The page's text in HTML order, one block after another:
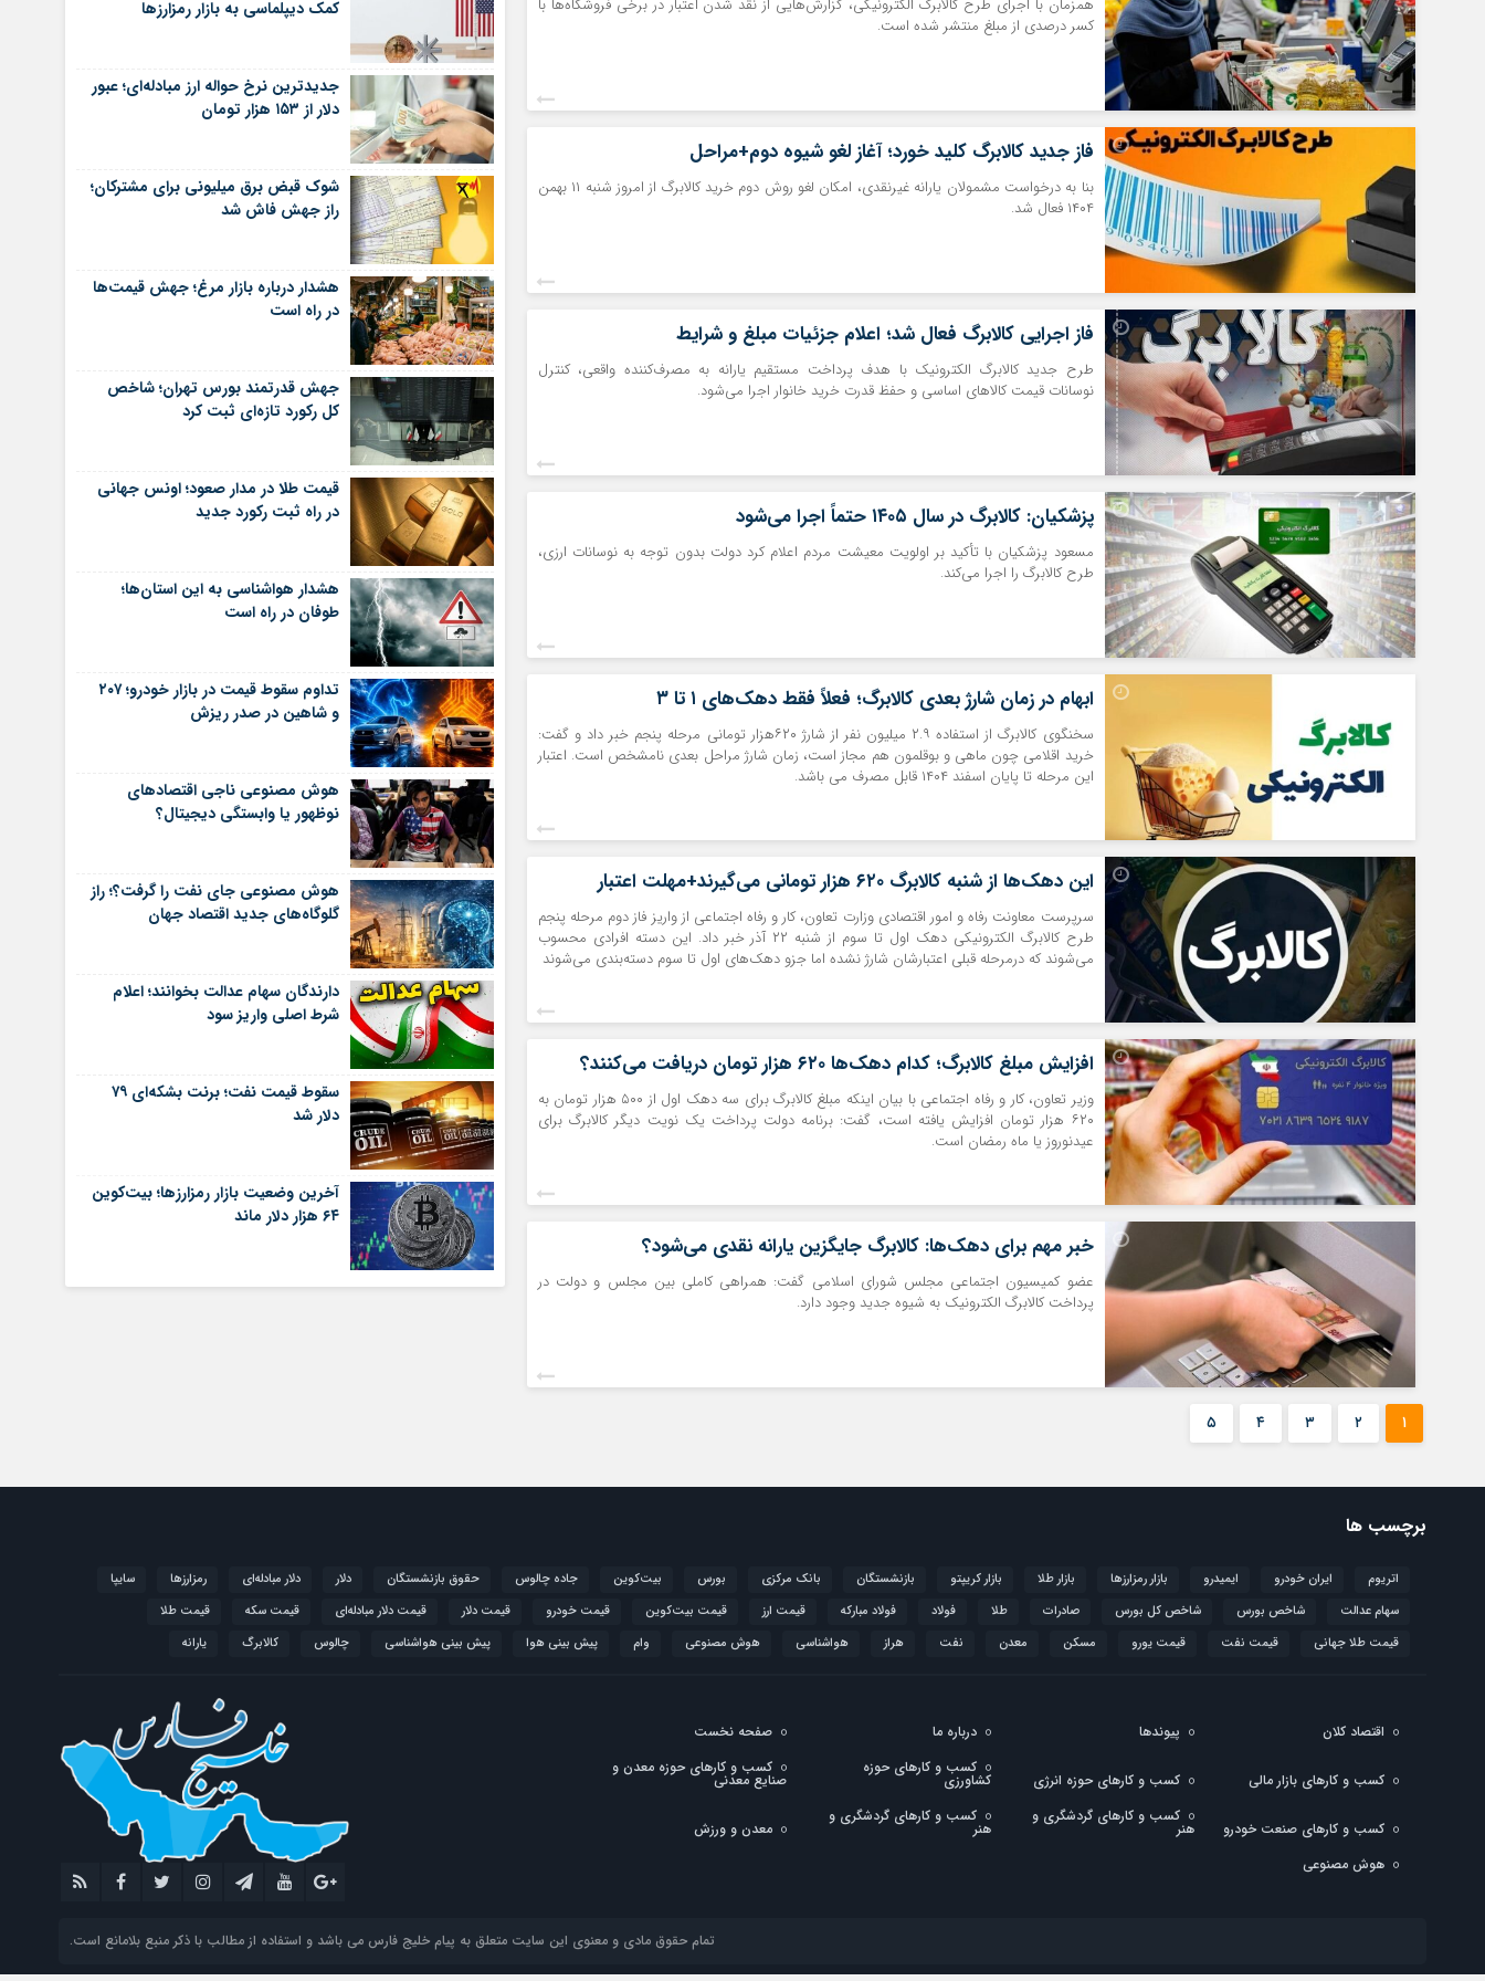
همزمان با اجرای طرح کالابرگ الکترونیکی، گزارش‌هایی از نقد شدن اعتبار در برخی فروشگاه‌ها با
کسر درصدی از مبلغ منتشر شده است.
فاز جدید کالابرگ کلید خورد؛ آغاز لغو شیوه دوم+مراحل
بنا به درخواست مشمولان یارانه غیرنقدی، امکان لغو روش دوم خرید کالابرگ از امروز شنبه ۱۱ بهمن
۱۴۰۴ فعال شد.
فاز اجرایی کالابرگ فعال شد؛ اعلام جزئیات مبلغ و شرایط
طرح جدید کالابرگ الکترونیک با هدف پرداخت مستقیم یارانه به مصرف‌کننده واقعی، کنترل
نوسانات قیمت کالا‌های اساسی و حفظ قدرت خرید خانوار‌ اجرا می‌شود.
پزشکیان: کالابرگ در سال ۱۴۰۵ حتماً اجرا می‌شود
مسعود پزشکیان با تأکید بر اولویت معیشت مردم اعلام کرد دولت بدون توجه به نوسانات ارزی،
طرح کالابرگ را اجرا می‌کند.
ابهام در زمان شارژ بعدی کالابرگ؛ فعلاً فقط دهک‌های ۱ تا ۳
سخنگوی کالابرگ از استفاده ۲.۹ میلیون نفر از شارژ ۶۲۰هزار تومانی مرحله پنجم خبر داد و گفت:
خرید اقلامی چون ماهی و بوقلمون هم مجاز است، زمان شارژ مراحل بعدی نامشخص است. اعتبار
این مرحله تا پایان اسفند ۱۴۰۴ قابل مصرف می باشد.
این دهک‌ها از شنبه کالابرگ ۶۲۰ هزار تومانی می‌گیرند+مهلت اعتبار
سرپرست معاونت رفاه و امور اقتصادی وزارت تعاون، کار و رفاه اجتماعی از واریز فاز دوم مرحله پنجم
طرح کالابرگ الکترونیکی دهک‌ اول تا سوم از شنبه ۲۲ آذر خبر داد. این دسته افرادی محسوب
می‌شوند که درمرحله قبلی اعتبارشان شارژ نشده اما جزو دهک‌های اول تا سوم دسته‌بندی می‌شوند
افزایش مبلغ کالابرگ؛ کدام دهک‌ها ۶۲۰ هزار تومان دریافت می‌کنند؟
وزیر تعاون، کار و رفاه اجتماعی با بیان اینکه مبلغ کالابرگ برای سه دهک‌ اول از ۵۰۰ هزار تومان به
۶۲۰ هزار تومان افزایش یافته است، گفت: برنامه دولت پرداخت یک نویت دیگر کالابرگ برای
عیدنوروز یا ماه رمضان است.
خبر مهم برای دهک‌ها: کالابرگ جایگزین یارانه نقدی می‌شود؟
عضو کمیسیون اجتماعی مجلس شورای اسلامی گفت: همراهی کاملی بین مجلس و دولت در
پرداخت کالابرگ الکترونیک به شیوه جدید وجود دارد.
۱ ۲ ۳ ۴ ۵
کمک دیپلماسی به بازار رمزارزها
جدیدترین نرخ حواله ارز مبادله‌ای؛ عبور
دلار از ۱۵۳ هزار تومان
شوک قبض برق میلیونی برای مشترکان؛
راز جهش فاش شد
هشدار درباره بازار مرغ؛ جهش قیمت‌ها
در راه است
جهش قدرتمند بورس تهران؛ شاخص
کل رکورد تازه‌ای ثبت کرد
قیمت طلا در مدار صعود؛ اونس جهانی
در راه ثبت رکورد جدید
هشدار هواشناسی به این استان‌ها؛
طوفان در راه است
تداوم سقوط قیمت در بازار خودرو؛ ۲۰۷
و شاهین در صدر ریزش
هوش مصنوعی ناجی اقتصادهای
نوظهور یا وابستگی دیجیتال؟
هوش مصنوعی جای نفت را گرفت؟؛ راز
گلوگاه‌های جدید اقتصاد جهان
دارندگان سهام عدالت بخوانند؛ اعلام
شرط اصلی واریز سود
سقوط قیمت نفت؛ برنت بشکه‌ای ۷۹
دلار شد
آخرین وضعیت بازار رمزارزها؛ بیت‌کوین
۶۴ هزار دلار ماند
برچسب ها
اتریوم ایران خودرو ایمیدرو بازار رمزارزها بازار طلا بازار کریپتو بازنشستگان بانک مرکزی بورس بیت‌کوین جاده چالوس حقوق بازنشستگان دلار دلار مبادله‌ای رمزارزها
سایپا
سهام عدالت
شاخص بورس شاخص کل بورس صادرات طلا فولاد فولاد مبارکه قیمت ارز قیمت بیت‌کوین قیمت خودرو قیمت دلار قیمت دلار مبادله‌ای قیمت سکه
قیمت طلا
قیمت طلا جهانی
قیمت نفت قیمت یورو مسکن معدن نفت هراز هواشناسی هوش مصنوعی وام پیش بینی هوا پیش بینی هواشناسی چالوس کالابرگ یارانه
اقتصاد کلان پیوندها درباره ما صفحه نخست
کسب و کارهای بازار مالی کسب و کارهای حوزه انرژی
کسب و کارهای حوزه
کشاورزی
کسب و کارهای حوزه معدن و
صنایع معدنی
کسب و کارهای صنعت خودرو
کسب و کارهای گردشگری و
هنر
کسب و کارهای گردشگری و
هنر
معدن و ورزش
هوش مصنوعی
تمام حقوق مادی و معنوی این سایت متعلق به پیام خلیج فارس می باشد و استفاده از مطالب با ذکر منبع بلامانع است.